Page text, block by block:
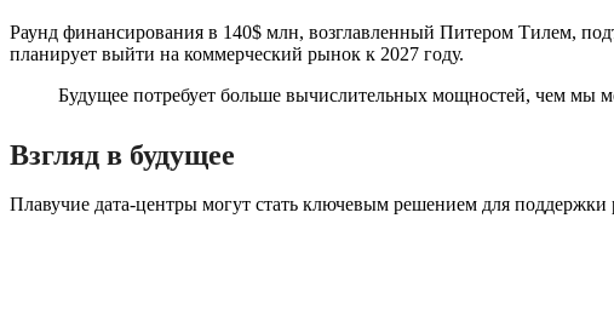
Раунд финансирования в 140$ млн, возглавленный Питером Тилем,
планирует выйти на коммерческий рынок к 2027 году.
Будущее потребует больше вычислительных мощностей, чем мы
Взгляд в будущее
Плавучие дата-центры могут стать ключевым решением для поддержки